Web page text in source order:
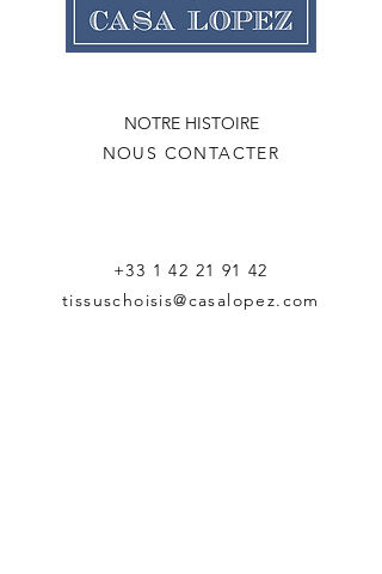
NOTRE HISTOIRE
NOUS CONTACTER
+33 1 42 21 91 42
tissuschoisis@casalopez.com